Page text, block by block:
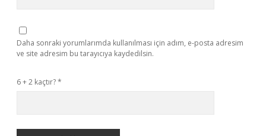
Daha sonraki yorumlarımda kullanılması için adım, e-posta adresim
ve site adresim bu tarayıcıya kaydedilsin.
6 + 2 kaçtır?*